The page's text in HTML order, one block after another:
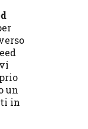
un
in